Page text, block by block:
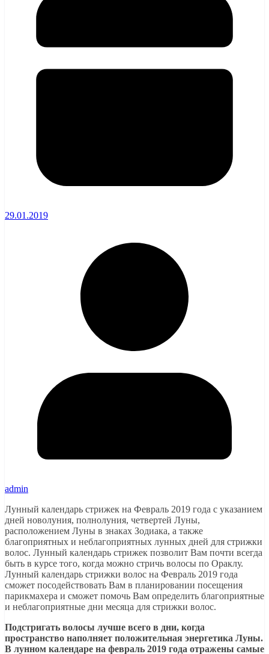
29.01.2019
admin
Лунный календарь стрижек на Февраль 2019 года с указанием
дней новолуния, полнолуния, четвертей Луны,
расположением Луны в знаках Зодиака, а также
благоприятных и неблагоприятных лунных дней для стрижки
волос. Лунный календарь стрижек позволит Вам почти всегда
быть в курсе того, когда можно стричь волосы по Ораклу.
Лунный календарь стрижки волос на Февраль 2019 года
сможет посодействовать Вам в планировании посещения
парикмахера и сможет помочь Вам определить благоприятные
и неблагоприятные дни месяца для стрижки волос.
Подстригать волосы лучше всего в дни, когда
пространство наполняет положительная энергетика Луны.
В лунном календаре на февраль 2019 года отражены самые